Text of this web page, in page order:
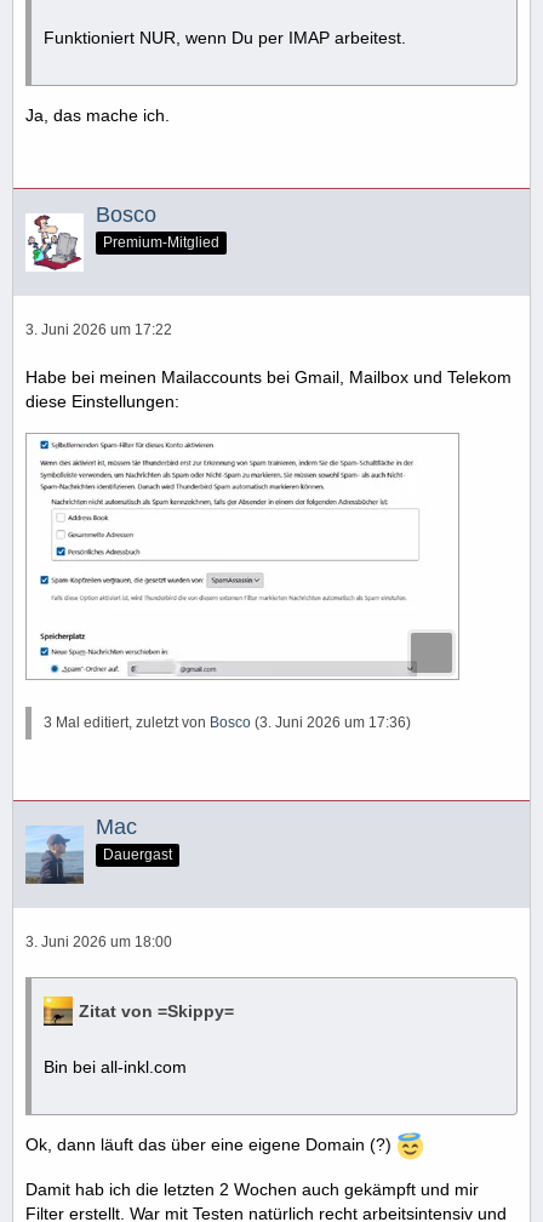
Funktioniert NUR, wenn Du per IMAP arbeitest.
Ja, das mache ich.
Bosco
Premium-Mitglied
3. Juni 2026 um 17:22
Habe bei meinen Mailaccounts bei Gmail, Mailbox und Telekom
diese Einstellungen:
3 Mal editiert, zuletzt von Bosco (3. Juni 2026 um 17:36)
Mac
Dauergast
3. Juni 2026 um 18:00
Zitat von =Skippy=
Bin bei all-inkl.com
Ok, dann läuft das über eine eigene Domain (?)
Damit hab ich die letzten 2 Wochen auch gekämpft und mir
Filter erstellt. War mit Testen natürlich recht arbeitsintensiv und